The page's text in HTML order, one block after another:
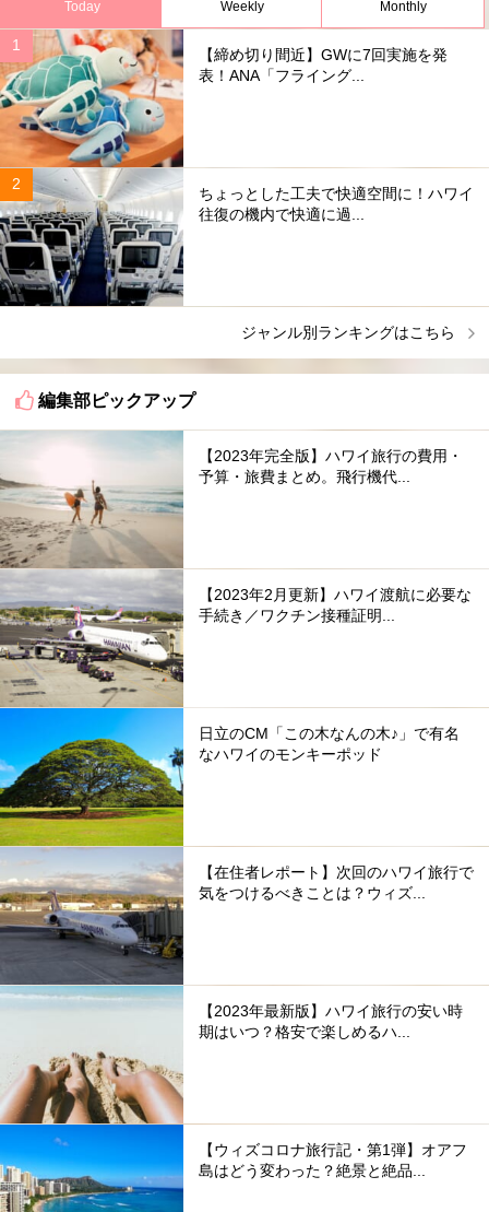
Today Weekly Monthly
【締め切り間近】GWに7回実施を発
表！ANA「フライング...
ちょっとした工夫で快適空間に！ハワイ
往復の機内で快適に過...
ジャンル別ランキングはこちら
編集部ピックアップ
【2023年完全版】ハワイ旅行の費用・
予算・旅費まとめ。飛行機代...
【2023年2月更新】ハワイ渡航に必要な
手続き／ワクチン接種証明...
日立のCM「この木なんの木♪」で有名
なハワイのモンキーポッド
【在住者レポート】次回のハワイ旅行で
気をつけるべきことは？ウィズ...
【2023年最新版】ハワイ旅行の安い時
期はいつ？格安で楽しめるハ...
【ウィズコロナ旅行記・第1弾】オアフ
島はどう変わった？絶景と絶品...